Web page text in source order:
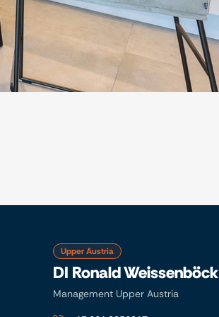
Upper Austria
DI Ronald Weissenböck
Management Upper Austria